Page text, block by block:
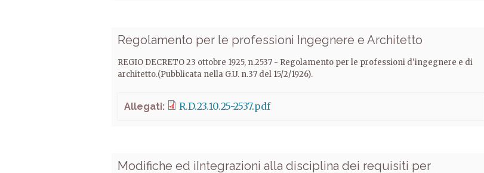
Regolamento per le professioni Ingegnere e Architetto
REGIO DECRETO 23 ottobre 1925, n.2537 - Regolamento per le professioni d'ingegnere e di
architetto.(Pubblicata nella G.U. n.37 del 15/2/1926).
Allegati: R.D.23.10.25-2537.pdf
Modifiche ed iIntegrazioni alla disciplina dei requisiti per